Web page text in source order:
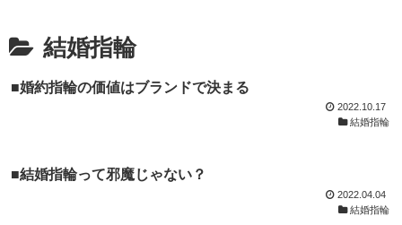
結婚指輪
■婚約指輪の価値はブランドで決まる
2022.10.17
結婚指輪
■結婚指輪って邪魔じゃない？
2022.04.04
結婚指輪